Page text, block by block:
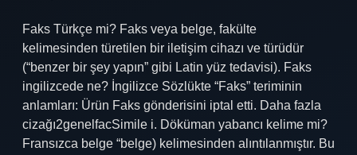
Faks Türkçe mi? Faks veya belge, fakülte
kelimesinden türetilen bir iletişim cihazı ve türüdür
(“benzer bir şey yapın” gibi Latin yüz tedavisi). Faks
ingilizcede ne? İngilizce Sözlükte “Faks” teriminin
anlamları: Ürün Faks gönderisini iptal etti. Daha fazla
cizağı2genelfacSimile i. Döküman yabancı kelime mi?
Fransızca belge “belge) kelimesinden alıntılanmıştır. Bu